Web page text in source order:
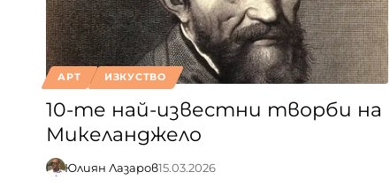
АРТ ИЗКУСТВО
10-те най-известни творби на
Микеланджело
Юлиян Лазаров15.03.2026